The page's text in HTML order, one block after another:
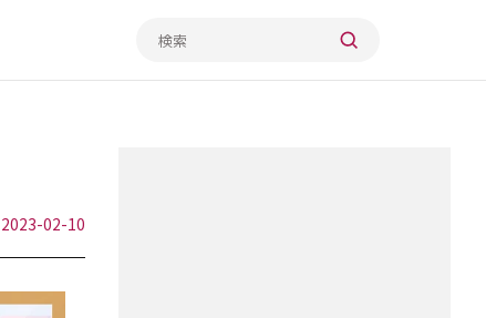
2023-02-10